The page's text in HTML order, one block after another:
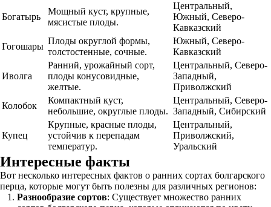
Богатырь
Мощный куст, крупные,
мясистые плоды.
Центральный,
Южный, Северо-
Кавказский
Гогошары
Плоды округлой формы,
толстостенные, сочные.
Южный, Северо-
Кавказский
Иволга
Ранний, урожайный сорт,
плоды конусовидные,
желтые.
Центральный, Северо-
Западный,
Приволжский
Колобок
Компактный куст,
небольшие, округлые плоды.
Центральный, Северо-
Западный, Сибирский
Купец
Крупные, красные плоды,
устойчив к перепадам
температур.
Центральный,
Приволжский,
Уральский
Интересные факты
Вот несколько интересных фактов о ранних сортах болгарского
перца, которые могут быть полезны для различных регионов:
Разнообразие сортов: Существует множество ранних